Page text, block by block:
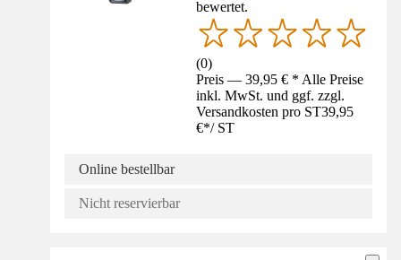
bewertet.
(0)
Preis — 39,95 € * Alle Preise
inkl. MwSt. und ggf. zzgl.
Versandkosten pro ST39,95
€*/ ST
Online bestellbar
Nicht reservierbar